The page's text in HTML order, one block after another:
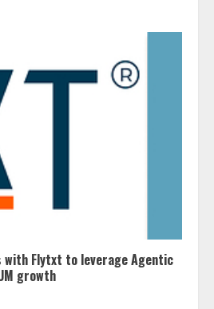
with Flytxt to leverage Agentic
growth